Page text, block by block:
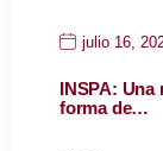
julio 16,
INSPA: Una
forma de…